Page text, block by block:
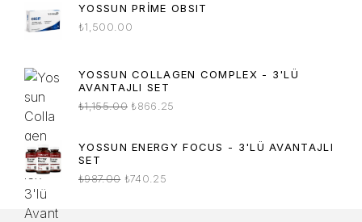
YOSSUN PRIME OBSIT
₺1,500.00
YOSSUN COLLAGEN COMPLEX - 3'LÜ
AVANTAJLI SET
₺1,155.00 ₺866.25
YOSSUN ENERGY FOCUS - 3'LÜ AVANTAJLI
SET
₺987.00 ₺740.25